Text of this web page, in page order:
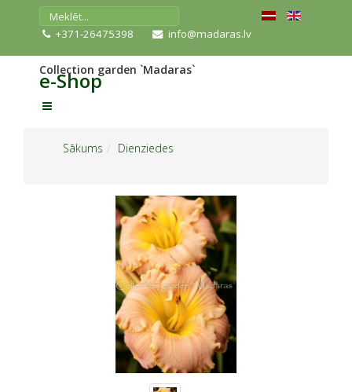
+371-26475398 info@madaras.lv
e-Shop
Collection garden `Madaras`
Sākums Dienziedes